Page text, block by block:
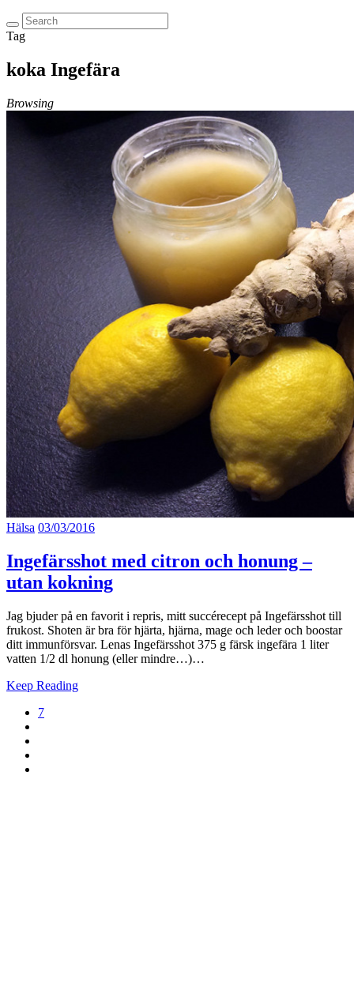
Tag
koka Ingefära
Browsing
Hälsa 03/03/2016
Ingefärsshot med citron och honung –
utan kokning
Jag bjuder på en favorit i repris, mitt succérecept på Ingefärsshot till
frukost. Shoten är bra för hjärta, hjärna, mage och leder och boostar
ditt immunförsvar. Lenas Ingefärsshot 375 g färsk ingefära 1 liter
vatten 1/2 dl honung (eller mindre…)…
Keep Reading
7